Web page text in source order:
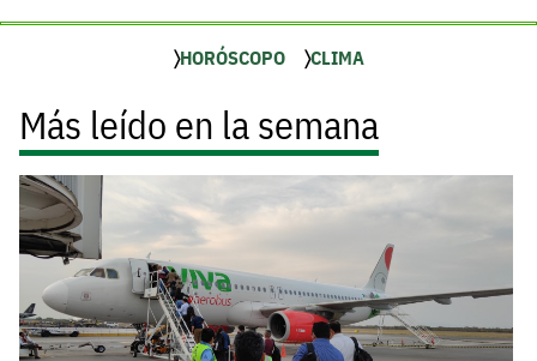
HORÓSCOPO CLIMA
Más leído en la semana